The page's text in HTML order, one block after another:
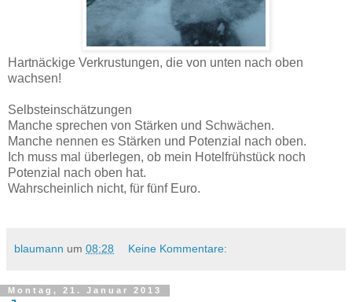
Hartnäckige Verkrustungen, die von unten nach oben
wachsen!
Selbsteinschätzungen
Manche sprechen von Stärken und Schwächen.
Manche nennen es Stärken und Potenzial nach oben.
Ich muss mal überlegen, ob mein Hotelfrühstück noch
Potenzial nach oben hat.
Wahrscheinlich nicht, für fünf Euro.
blaumann um 08:28 Keine Kommentare:
Montag, 21. Januar 2013